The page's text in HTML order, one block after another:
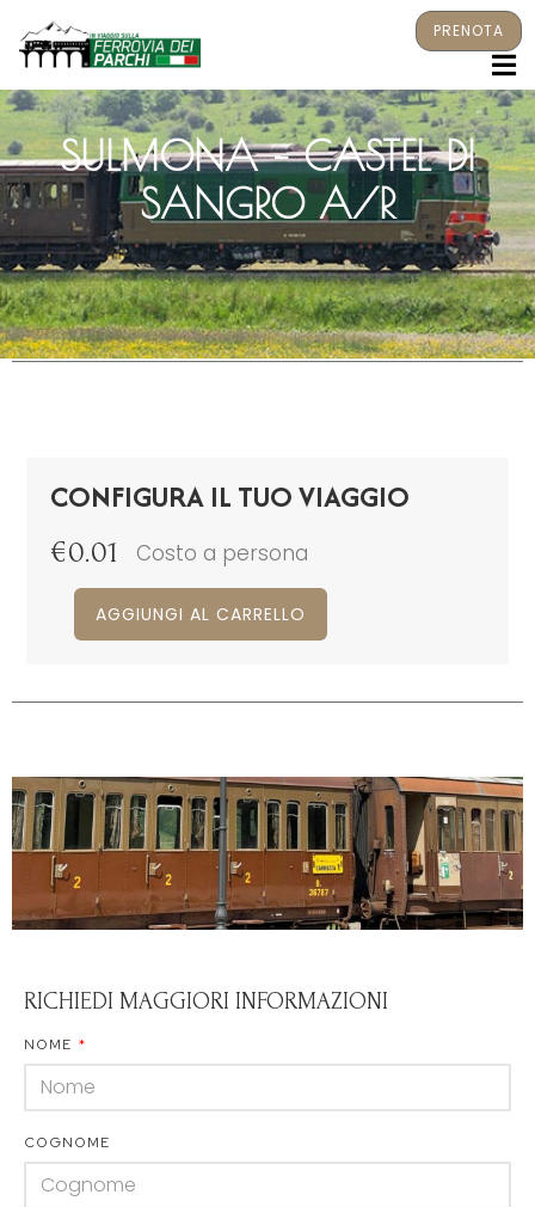
PRENOTA
SULMONA – CASTEL DI
SANGRO A/R
CONFIGURA IL TUO VIAGGIO
€0.01 Costo a persona
AGGIUNGI AL CARRELLO
RICHIEDI MAGGIORI INFORMAZIONI
NOME
COGNOME